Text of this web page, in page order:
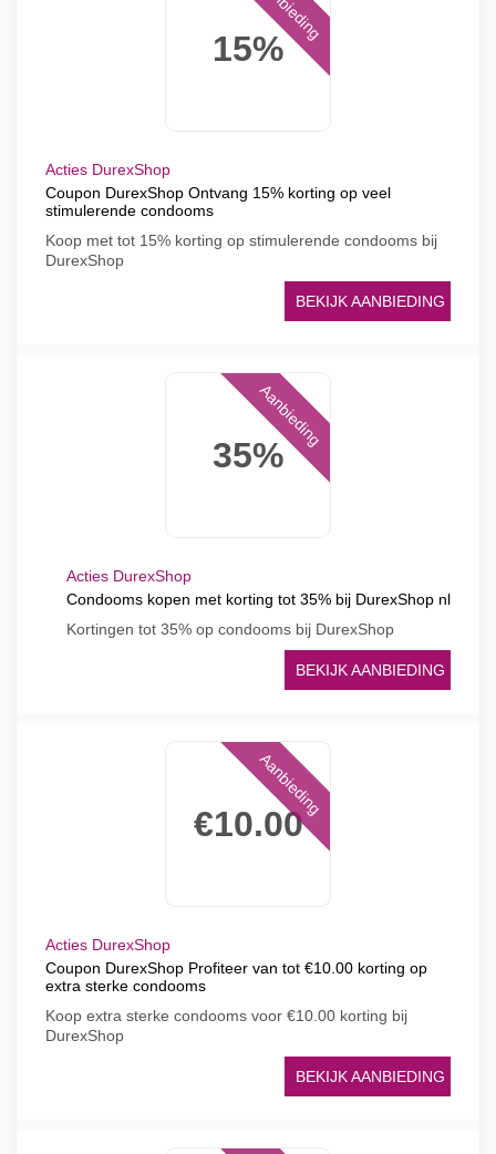
15%
Acties DurexShop
Coupon DurexShop Ontvang 15% korting op veel
stimulerende condooms
Koop met tot 15% korting op stimulerende condooms bij
DurexShop
BEKIJK AANBIEDING
35%
Aanbieding
Acties DurexShop
Condooms kopen met korting tot 35% bij DurexShop nl
Kortingen tot 35% op condooms bij DurexShop
BEKIJK AANBIEDING
€10.00
Aanbieding
Acties DurexShop
Coupon DurexShop Profiteer van tot €10.00 korting op
extra sterke condooms
Koop extra sterke condooms voor €10.00 korting bij
DurexShop
BEKIJK AANBIEDING